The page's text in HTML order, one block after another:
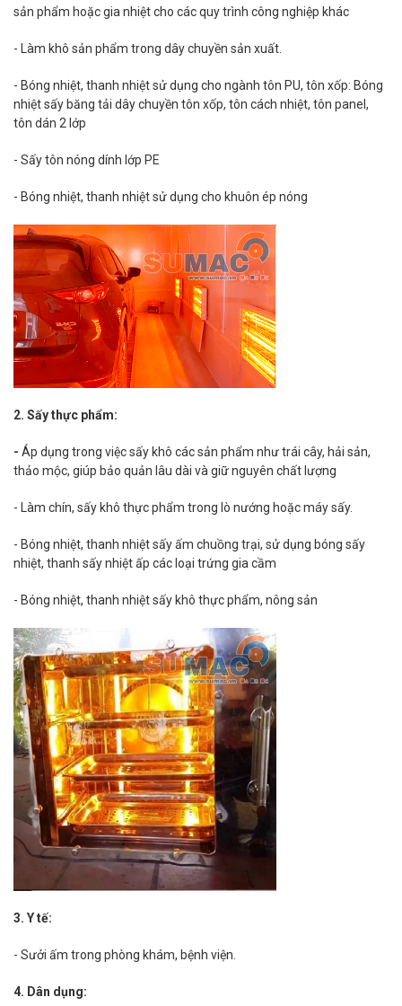
sản phẩm hoặc gia nhiệt cho các quy trình công nghiệp khác
- Làm khô sản phẩm trong dây chuyền sản xuất.
- Bóng nhiệt, thanh nhiệt sử dụng cho ngành tôn PU, tôn xốp: Bóng
nhiệt sấy băng tải dây chuyền tôn xốp, tôn cách nhiệt, tôn panel,
tôn dán 2 lớp
- Sấy tôn nóng dính lớp PE
- Bóng nhiệt, thanh nhiệt sử dụng cho khuôn ép nóng
2. Sấy thực phẩm:
- Áp dụng trong việc sấy khô các sản phẩm như trái cây, hải sản,
thảo mộc, giúp bảo quản lâu dài và giữ nguyên chất lượng
- Làm chín, sấy khô thực phẩm trong lò nướng hoặc máy sấy.
- Bóng nhiệt, thanh nhiệt sấy ấm chuồng trại, sử dụng bóng sấy
nhiệt, thanh sấy nhiệt ấp các loại trứng gia cầm
- Bóng nhiệt, thanh nhiệt sấy khô thực phẩm, nông sản
3. Y tế:
- Sưởi ấm trong phòng khám, bệnh viện.
4. Dân dụng: